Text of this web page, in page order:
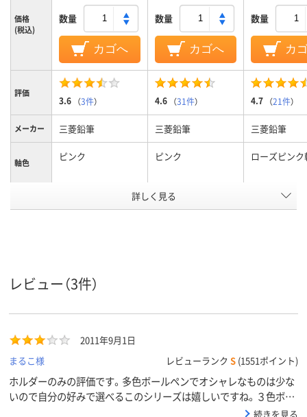
価格
(税込)
数量
カゴへ
数量
カゴへ
数量
カ
評価
3.6 （3件） 4.6 （31件） 4.7 （21件）
メーカー 三菱鉛筆 三菱鉛筆 三菱鉛筆
軸色 ピンク ピンク ローズピンク
ループ
ピンク系
ブラック系、
系、レッド系
詳しく見る
レビュー（3件）
2011年9月1日
まるこ様
レビューランク S (1551ポイント)
ホルダーのみの評価です。多色ボールペンでオシャレなものは少な
いので自分の好みで選べるこのシリーズは嬉しいですね。３色ボー
ルペンですので太さ的には握り易いですが指先が当たる部分に滑り
続きを見る